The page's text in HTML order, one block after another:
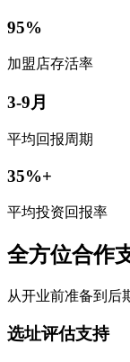
95%
加盟店存活率
3-9月
平均回报周期
35%+
平均投资回报率
全方位合作
从开业前准备到后
选址评估支持